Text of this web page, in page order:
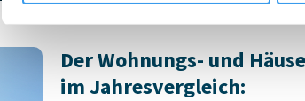
Der Wohnungs- und
im Jahresvergleich: